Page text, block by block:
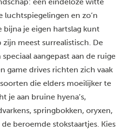
luchtspiegelingen en zo’n
je eigen hartslag kunt
zijn meest surrealistisch. De
aangepast aan de ruige
game drives richten zich vaak
die elders moeilijker te
je aan bruine hyena’s,
springbokken, oryxen,
beroemde stokstaartjes. Kies